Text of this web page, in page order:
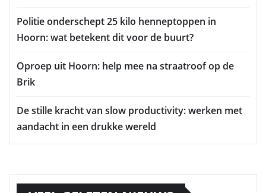
Politie onderschept 25 kilo henneptoppen in
Hoorn: wat betekent dit voor de buurt?
Oproep uit Hoorn: help mee na straatroof op de
Brik
De stille kracht van slow productivity: werken met
aandacht in een drukke wereld